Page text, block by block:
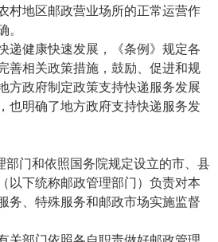
村地区邮政营业场所的正常运营作
。
健康快速发展，《条例》规定各
善相关政策措施，鼓励、促进和规
方政府制定政策支持快递服务发展
也明确了地方政府支持快递服务发
和依照国务院规定设立的市、县
以下统称邮政管理部门）负责对本
务、特殊服务和邮政市场实施监督